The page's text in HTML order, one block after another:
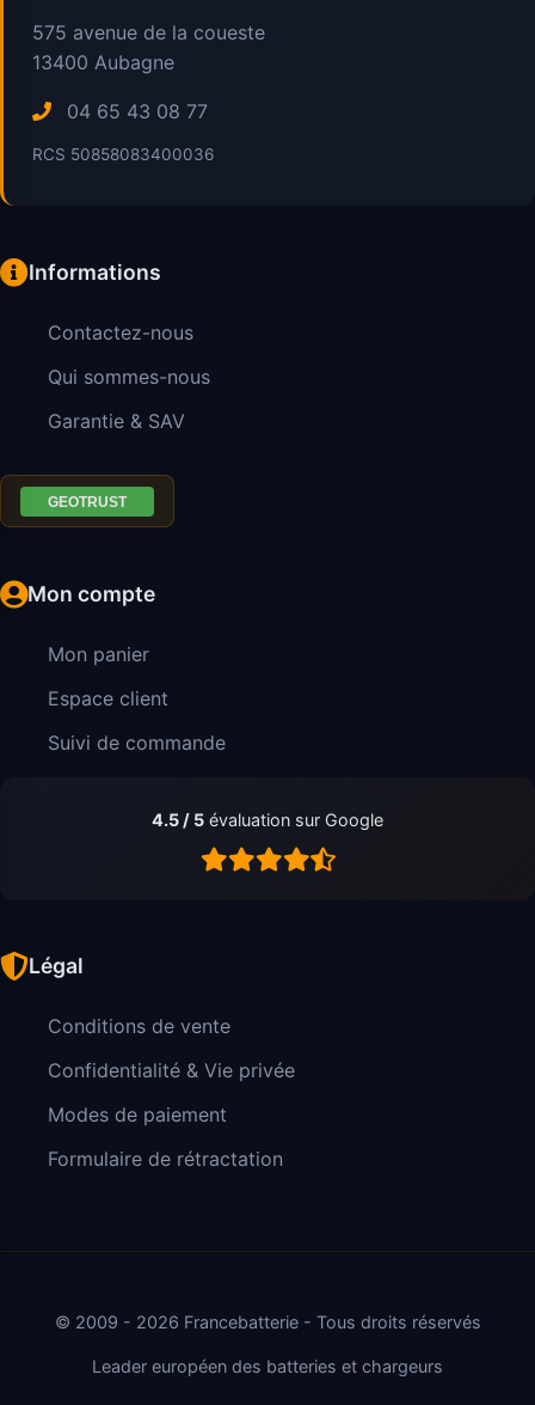
575 avenue de la coueste
13400 Aubagne
04 65 43 08 77
RCS 50858083400036
Informations
Contactez-nous
Qui sommes-nous
Garantie & SAV
Mon compte
Mon panier
Espace client
Suivi de commande
4.5 / 5 évaluation sur Google
Légal
Conditions de vente
Confidentialité & Vie privée
Modes de paiement
Formulaire de rétractation
© 2009 - 2026 Francebatterie - Tous droits réservés
Leader européen des batteries et chargeurs